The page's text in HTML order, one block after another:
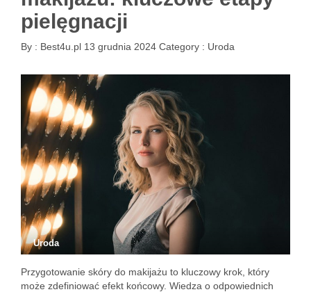
pielęgnacji
By : Best4u.pl 13 grudnia 2024 Category : Uroda
Uroda
Przygotowanie skóry do makijażu to kluczowy krok, który
może zdefiniować efekt końcowy. Wiedza o odpowiednich